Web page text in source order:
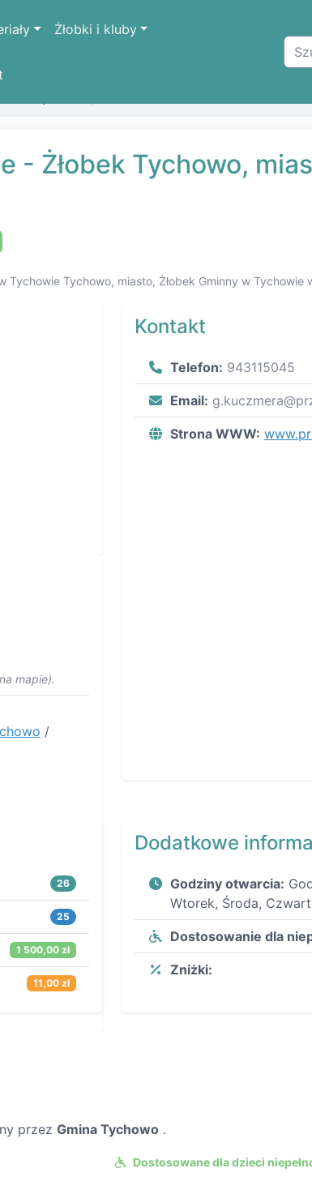
Żłobki i kluby
- Żłobek Tychowo,
Tychowie Tychowo, miasto, Żłobek Gminny w Tychowie
mapie).
/
Kontakt
Telefon: 943115045
Email:
Strona WWW:
26
25
1 500,00 zł
11,00 zł
Dodatkowe
Godziny otwarcia:
Wtorek, Środa,
Dostosowanie dla
Zniżki:
przez Gmina Tychowo .
Dostosowane dla dzieci